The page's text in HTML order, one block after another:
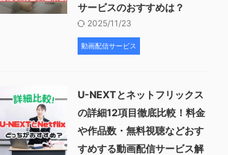
サービスのおすすめは？
2025/11/23
動画配信サービス
U-NEXTとネットフリックス
の詳細12項目徹底比較！料金
や作品数・無料視聴などおす
すめする動画配信サービス解